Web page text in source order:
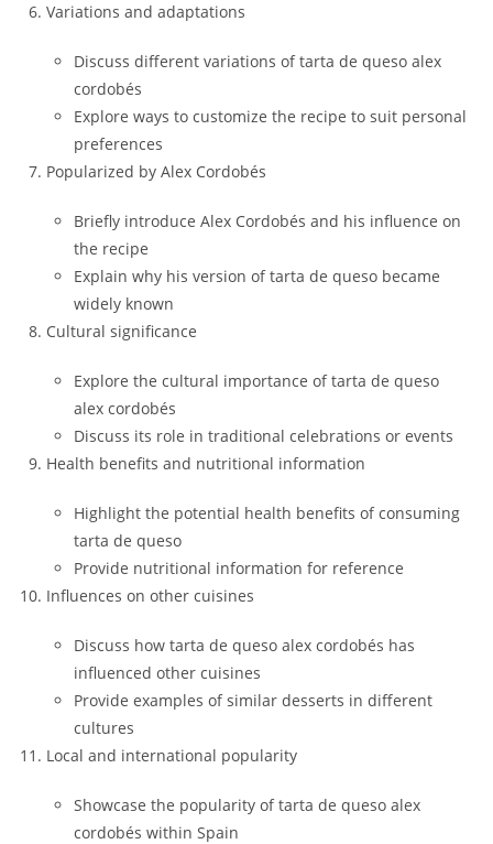
Variations and adaptations
Discuss different variations of tarta de queso alex
cordobés
Explore ways to customize the recipe to suit personal
preferences
Popularized by Alex Cordobés
Briefly introduce Alex Cordobés and his influence on
the recipe
Explain why his version of tarta de queso became
widely known
Cultural significance
Explore the cultural importance of tarta de queso
alex cordobés
Discuss its role in traditional celebrations or events
Health benefits and nutritional information
Highlight the potential health benefits of consuming
tarta de queso
Provide nutritional information for reference
Influences on other cuisines
Discuss how tarta de queso alex cordobés has
influenced other cuisines
Provide examples of similar desserts in different
cultures
Local and international popularity
Showcase the popularity of tarta de queso alex
cordobés within Spain